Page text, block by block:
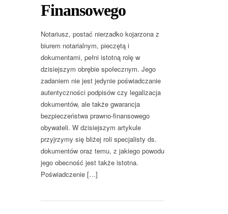
Finansowego
Notariusz, postać nierzadko kojarzona z
biurem notarialnym, pieczętą i
dokumentami, pełni istotną rolę w
dzisiejszym obrębie społecznym. Jego
zadaniem nie jest jedynie poświadczanie
autentyczności podpisów czy legalizacja
dokumentów, ale także gwarancja
bezpieczeństwa prawno-finansowego
obywateli. W dzisiejszym artykule
przyjrzymy się bliżej roli specjalisty ds.
dokumentów oraz temu, z jakiego powodu
jego obecność jest także istotna.
Poświadczenie […]